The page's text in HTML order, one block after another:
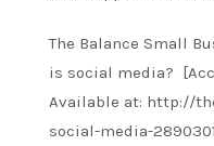
The Balance Small
is social media?
Available at: http://
social-media-2890301